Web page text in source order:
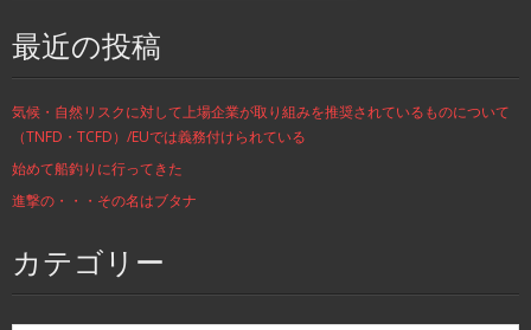
最近の投稿
気候・自然リスクに対して上場企業が取り組みを推奨されているものについて
（TNFD・TCFD）/EUでは義務付けられている
始めて船釣りに行ってきた
進撃の・・・その名はブタナ
カテゴリー
カ